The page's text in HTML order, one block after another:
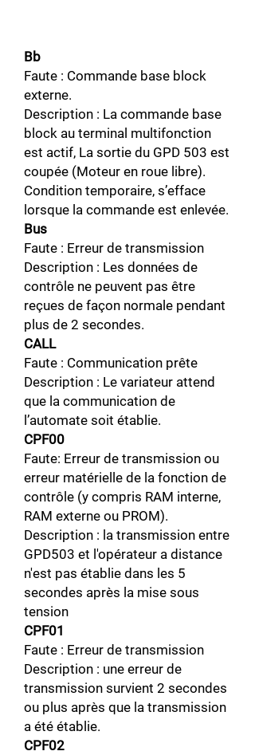
Bb
Faute : Commande base block
externe.
Description : La commande base
block au terminal multifonction
est actif, La sortie du GPD 503 est
coupée (Moteur en roue libre).
Condition temporaire, s’efface
lorsque la commande est enlevée.
Bus
Faute : Erreur de transmission
Description : Les données de
contrôle ne peuvent pas être
reçues de façon normale pendant
plus de 2 secondes.
CALL
Faute : Communication prête
Description : Le variateur attend
que la communication de
l’automate soit établie.
CPF00
Faute: Erreur de transmission ou
erreur matérielle de la fonction de
contrôle (y compris RAM interne,
RAM externe ou PROM).
Description : la transmission entre
GPD503 et l'opérateur a distance
n'est pas établie dans les 5
secondes après la mise sous
tension
CPF01
Faute : Erreur de transmission
Description : une erreur de
transmission survient 2 secondes
ou plus après que la transmission
a été établie.
CPF02